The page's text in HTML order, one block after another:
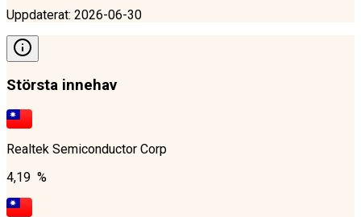
Uppdaterat: 2026-06-30
Största innehav
Realtek Semiconductor Corp
4,19 %